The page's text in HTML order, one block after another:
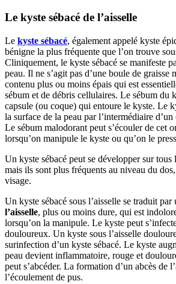
Le kyste sébacé de l’aisselle
Le kyste sébacé, également appelé kyste
bénigne la plus fréquente que l’on trouve
Cliniquement, le kyste sébacé se manifeste
peau. Il ne s’agit pas d’une boule de graisse
contenu plus ou moins épais qui est
sébum et de débris cellulaires. Le sébum du
capsule (ou coque) qui entoure le kyste. Le
la surface de la peau par l’intermédiaire
Le sébum malodorant peut s’écouler de cet
lorsqu’on manipule le kyste ou qu’on le
Un kyste sébacé peut se développer sur tous
mais ils sont plus fréquents au niveau du
visage.
Un kyste sébacé sous l’aisselle se traduit par
l’aisselle, plus ou moins dure, qui est
lorsqu’on la manipule. Le kyste peut
douloureux. Un kyste sous l’aisselle
surinfection d’un kyste sébacé. Le kyste
peau devient inflammatoire, rouge et
peut s’abcéder. La formation d’un abcès de
l’écoulement de pus.